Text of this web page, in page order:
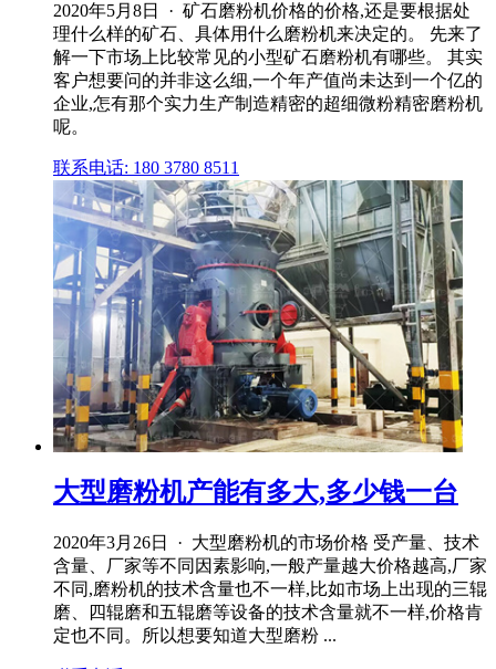
2020年5月8日 · 矿石磨粉机价格的价格,还是要根据处
理什么样的矿石、具体用什么磨粉机来决定的。 先来了
解一下市场上比较常见的小型矿石磨粉机有哪些。 其实
客户想要问的并非这么细,一个年产值尚未达到一个亿的
企业,怎有那个实力生产制造精密的超细微粉精密磨粉机
呢。
联系电话: 180 3780 8511
大型磨粉机产能有多大,多少钱一台
2020年3月26日 · 大型磨粉机的市场价格 受产量、技术
含量、厂家等不同因素影响,一般产量越大价格越高,厂家
不同,磨粉机的技术含量也不一样,比如市场上出现的三辊
磨、四辊磨和五辊磨等设备的技术含量就不一样,价格肯
定也不同。所以想要知道大型磨粉 ...